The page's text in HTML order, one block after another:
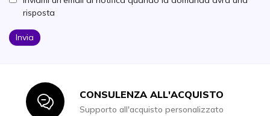
risposta
Invia
IconCONSULENZA ALL'ACQUISTO
Supporto all'acquisto personalizzato